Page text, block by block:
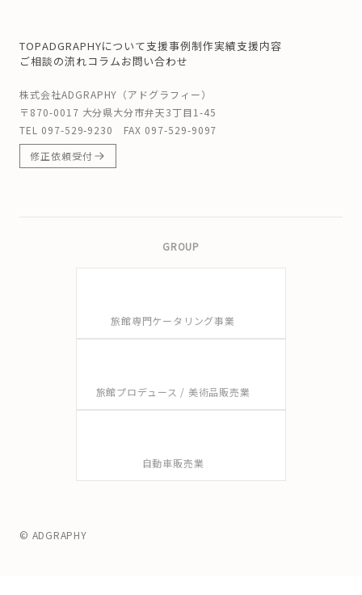
TOPADGRAPHYについて支援事例制作実績支援内容
ご相談の流れコラムお問い合わせ
株式会社ADGRAPHY（アドグラフィー）
〒870-0017 大分県大分市弁天3丁目1-45
TEL 097-529-9230
FAX 097-529-9097
修正依頼受付
GROUP
旅館専門ケータリング事業
旅館プロデュース / 美術品販売業
自動車販売業
© ADGRAPHY